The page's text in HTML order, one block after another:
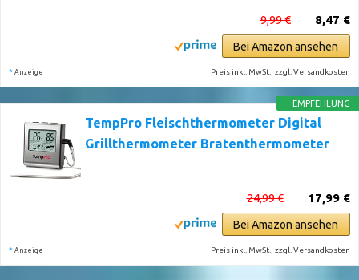
8,47 €
9,99 €
Bei Amazon ansehen
* Anzeige Preis inkl. MwSt., zzgl. Versandkosten
EMPFEHLUNG
TempPro Fleischthermometer Digital
Grillthermometer Bratenthermometer
17,99 €
24,99 €
Bei Amazon ansehen
* Anzeige Preis inkl. MwSt., zzgl. Versandkosten